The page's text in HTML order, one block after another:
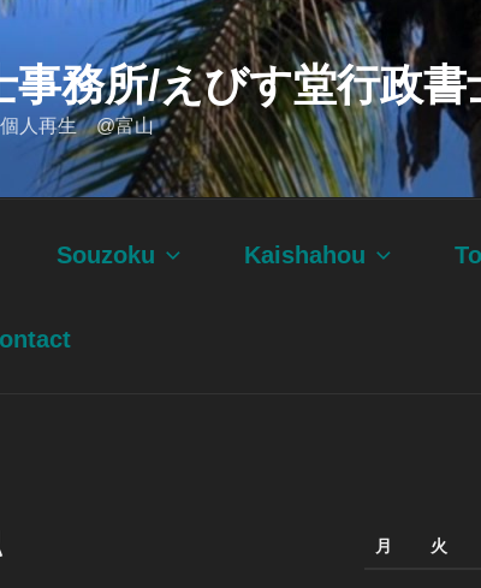
事務所/えびす堂行政書
人再生 @富山
Souzoku Kaishahou
月 火